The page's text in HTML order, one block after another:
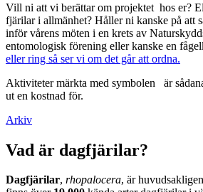
Vill ni att vi berättar om projektet hos er?
fjärilar i allmänhet? Håller ni kanske på att
inför vårens möten i en krets av
entomologisk förening eller kanske en
eller ring så ser vi om det går att ordna.
Aktiviteter märkta med symbolen
är
ut en kostnad för.
Arkiv
Vad är dagfjärilar?
Dagfjärilar, rhopalocera, är